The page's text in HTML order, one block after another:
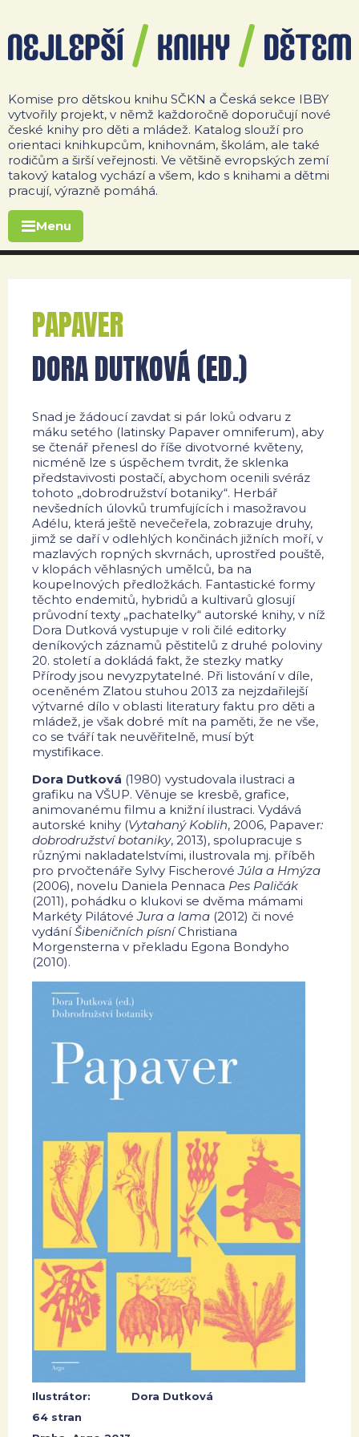
Komise pro dětskou knihu SČKN a Česká sekce IBBY
vytvořily projekt, v němž každoročně doporučují nové
české knihy pro děti a mládež. Katalog slouží pro
orientaci knihkupcům, knihovnám, školám, ale také
rodičům a širší veřejnosti. Ve většině evropských zemí
takový katalog vychází a všem, kdo s knihami a dětmi
pracují, výrazně pomáhá.
Menu
PAPAVER
DORA DUTKOVÁ (ED.)
Snad je žádoucí zavdat si pár loků odvaru z
máku setého (latinsky Papaver omniferum), aby
se čtenář přenesl do říše divotvorné květeny,
nicméně lze s úspěchem tvrdit, že sklenka
představivosti postačí, abychom ocenili svéráz
tohoto „dobrodružství botaniky“. Herbář
nevšedních úlovků trumfujících i masožravou
Adélu, která ještě nevečeřela, zobrazuje druhy,
jimž se daří v odlehlých končinách jižních moří, v
mazlavých ropných skvrnách, uprostřed pouště,
v klopách věhlasných umělců, ba na
koupelnových předložkách. Fantastické formy
těchto endemitů, hybridů a kultivarů glosují
průvodní texty „pachatelky“ autorské knihy, v níž
Dora Dutková vystupuje v roli čilé editorky
deníkových záznamů pěstitelů z druhé poloviny
20. století a dokládá fakt, že stezky matky
Přírody jsou nevyzpytatelné. Při listování v díle,
oceněném Zlatou stuhou 2013 za nejzdařilejší
výtvarné dílo v oblasti literatury faktu pro děti a
mládež, je však dobré mít na paměti, že ne vše,
co se tváří tak neuvěřitelně, musí být
mystifikace.
Dora Dutková (1980) vystudovala ilustraci a
grafiku na VŠUP. Věnuje se kresbě, grafice,
animovanému filmu a knižní ilustraci. Vydává
autorské knihy (Vytahaný Koblih, 2006, Papaver:
dobrodružství botaniky, 2013), spolupracuje s
různými nakladatelstvími, ilustrovala mj. příběh
pro prvočtenáře Sylvy FischerovéJúla a Hmýza
(2006), novelu Daniela Pennaca Pes Paličák
(2011), pohádku o klukovi se dvěma mámami
Markéty PilátovéJura a lama (2012) či nové
vydáníŠibeničních písníChristiana
Morgensterna v překladu Egona Bondyho
(2010).
Ilustrátor:
Dora Dutková
64 stran